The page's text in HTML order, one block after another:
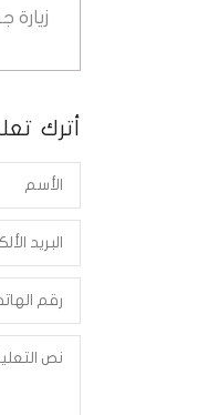
زيارة
أترك